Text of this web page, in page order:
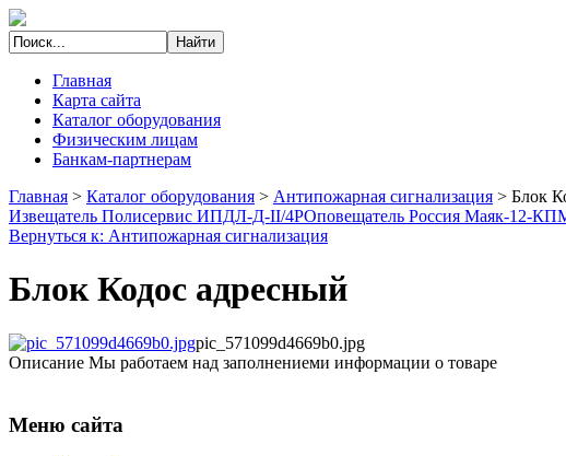
Главная
Карта сайта
Каталог оборудования
Физическим лицам
Банкам-партнерам
Главная > Каталог оборудования > Антипожарная сигнализация > Блок
Извещатель Полисервис ИПДЛ-Д-II/4PОповещатель Россия Маяк-12-
Вернуться к: Антипожарная сигнализация
Блок Кодос адресный
pic_571099d4669b0.jpg
Описание Мы работаем над заполнениеми информации о товаре
Меню сайта